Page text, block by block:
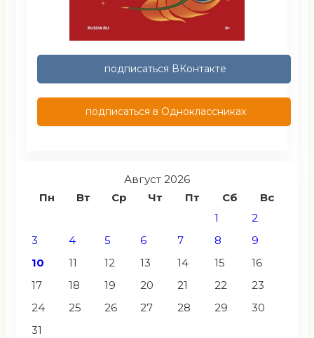
подписаться ВКонтакте
подписаться в Одноклассниках
Август 2026
Пн
Вт Ср Чт Пт Сб Вс
1
2
3
4 5 6 7 8
9
10
11 12 13 14 15
16
17
18 19 20 21 22
23
24
25 26 27 28 29
30
31